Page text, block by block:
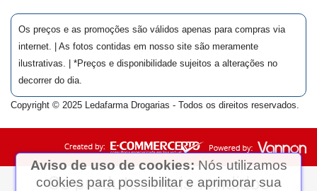
Os preços e as promoções são válidos apenas para compras via
internet. | As fotos contidas em nosso site são meramente
ilustrativas. | *Preços e disponibilidade sujeitos a alterações no
decorrer do dia.
Copyright © 2025 Ledafarma Drogarias - Todos os direitos reservados.
Aviso de uso de cookies: Nós utilizamos
cookies para possibilitar e aprimorar sua